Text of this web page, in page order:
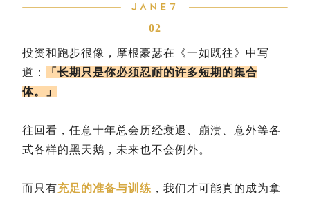
02
投资和跑步很像，摩根豪瑟在《一如既往》中写
道：
「长期只是你必须忍耐的许多短期的集合
体。」
往回看，任意十年总会历经衰退、崩溃、意外等各
式各样的黑天鹅，未来也不会例外。
而只有充足的准备与训练 ，我们才可能真的成为拿